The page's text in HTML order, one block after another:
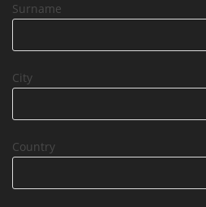
Surname
City
Country